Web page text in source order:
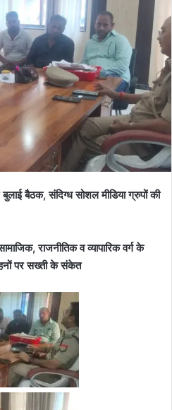
बैठक, संदिग्ध सोशल मीडिया ग्रुपों की
राजनीतिक व व्यापारिक वर्ग के
पर सख्ती के संकेत